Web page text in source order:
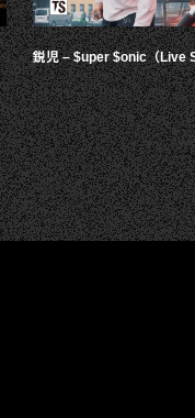
鋭児 – $uper $onic（Live